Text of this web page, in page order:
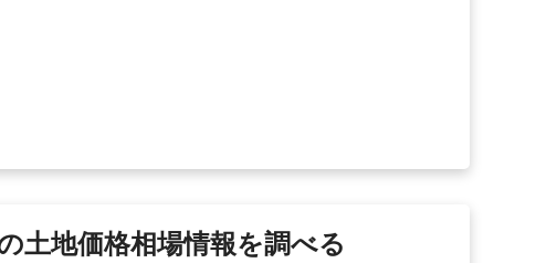
土地価格相場情報を調べる